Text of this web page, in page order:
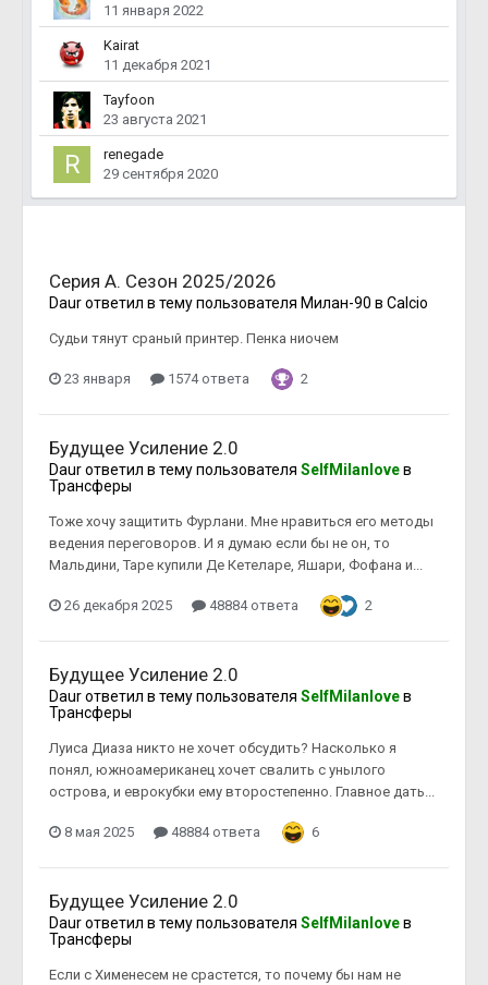
11 января 2022
Kairat
11 декабря 2021
Tayfoon
23 августа 2021
renegade
29 сентября 2020
Серия А. Сезон 2025/2026
Daurответил в тему пользователя Милан-90 в Calcio
Судьи тянут сраный принтер. Пенка ниочем
23 января 1574 ответа 2
Будущее Усиление 2.0
Daurответил в тему пользователя SelfMilanloveв
Трансферы
Тоже хочу защитить Фурлани. Мне нравиться его методы
ведения переговоров. И я думаю если бы не он, то
Мальдини, Таре купили Де Кетеларе, Яшари, Фофана и...
26 декабря 2025 48884 ответа 2
Будущее Усиление 2.0
Daurответил в тему пользователя SelfMilanloveв
Трансферы
Луиса Диаза никто не хочет обсудить? Насколько я
понял, южноамериканец хочет свалить с унылого
острова, и еврокубки ему второстепенно. Главное дать...
8 мая 2025 48884 ответа 6
Будущее Усиление 2.0
Daurответил в тему пользователя SelfMilanloveв
Трансферы
Если с Хименесем не срастется, то почему бы нам не